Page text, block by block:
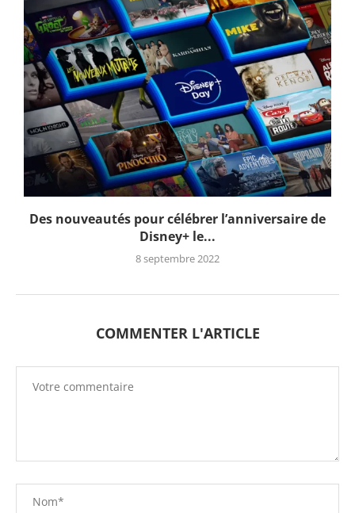
Des nouveautés pour célébrer l’anniversaire de
Disney+ le...
8 septembre 2022
COMMENTER L'ARTICLE